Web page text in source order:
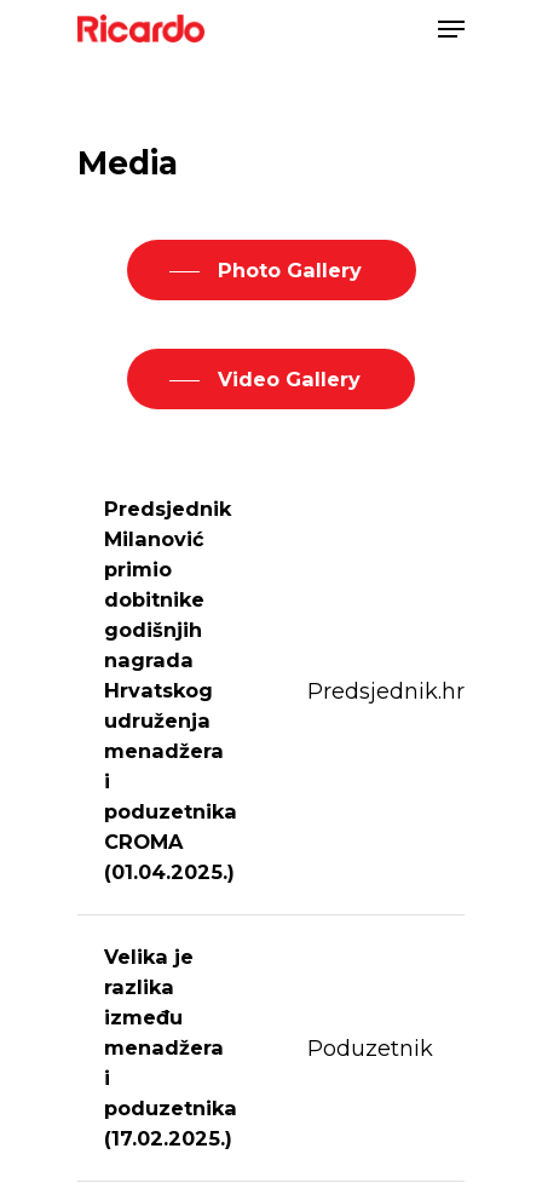
Media
Photo Gallery
Video Gallery
Predsjednik
Milanović
primio
dobitnike
godišnjih
nagrada
Hrvatskog
udruženja
menadžera
i
poduzetnika
CROMA
(01.04.2025.)
Predsjednik.hr
Velika je
razlika
između
menadžera
i
poduzetnika
(17.02.2025.)
Poduzetnik